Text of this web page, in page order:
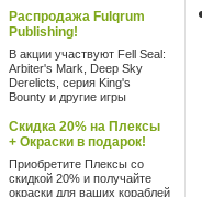
Распродажа Fulqrum
Publishing!
В акции участвуют Fell Seal:
Arbiter's Mark, Deep Sky
Derelicts, серия King's
Bounty и другие игры
Скидка 20% на Плексы
+ Окраски в подарок!
Приобретите Плексы со
скидкой 20% и получайте
окраски для ваших кораблей